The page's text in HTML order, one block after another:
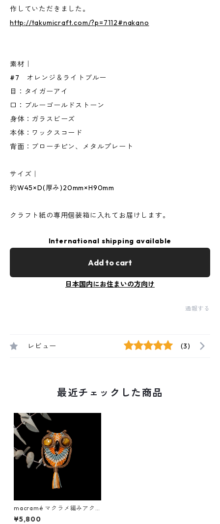
作していただきました。
http://takumicraft.com/?p=7112#nakano
素材｜
#7 オレンジ＆ライトブルー
目：タイガーアイ
口：ブルーゴールドストーン
身体：ガラスビーズ
本体：ワックスコード
背面：ブローチピン、メタルプレート
サイズ｜
約W45×D(厚み)20mm×H90mm
クラフト紙の専用個装箱に入れてお届けします。
International shipping available
Add to cart
日本国内にお住まいの方向け
通報する
レビュー (3)
最近チェックした商品
macramé マクラメ編みアク
セサリー／フクロウ
¥5,800